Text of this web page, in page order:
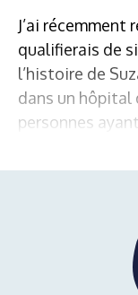
J’ai récemment
qualifierais de
l’histoire de
dans un hôpital
personnes